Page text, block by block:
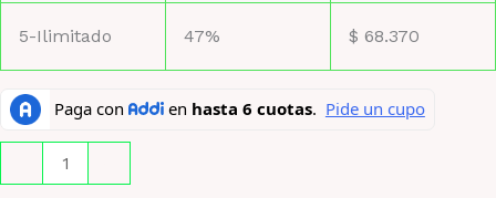
5-Ilimitado 47% $ 68.370
Carolina
Herrera